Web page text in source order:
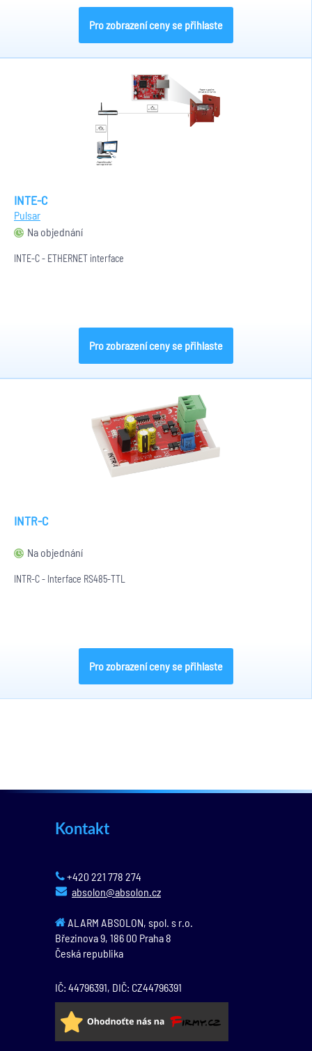
Pro zobrazení ceny se přihlaste
INTE-C
Pulsar
Na objednání
INTE-C - ETHERNET interface
Pro zobrazení ceny se přihlaste
INTR-C
Na objednání
INTR-C - Interface RS485-TTL
Pro zobrazení ceny se přihlaste
Kontakt
+420 221 778 274
absolon@absolon.cz
ALARM ABSOLON, spol. s r.o.
Březinova 9, 186 00 Praha 8
Česká republika
IČ: 44796391, DIČ: CZ44796391